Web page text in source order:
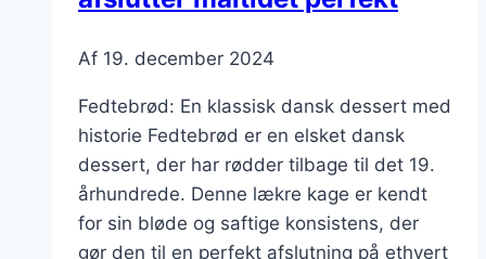
Af 19. december 2024
Fedtebrød: En klassisk dansk dessert med
historie Fedtebrød er en elsket dansk
dessert, der har rødder tilbage til det 19.
århundrede. Denne lækre kage er kendt
for sin bløde og saftige konsistens, der
gør den til en perfekt afslutning på ethvert